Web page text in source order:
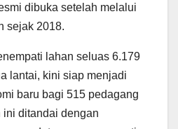
dibuka setelah melalui
sejak 2018.
lahan seluas 6.179
lantai, kini siap menjadi
baru bagi 515 pedagang
ini ditandai dengan